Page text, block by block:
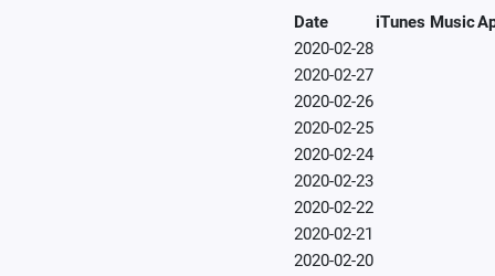
Date iTunes Music
2020-02-28
2020-02-27
2020-02-26
2020-02-25
2020-02-24
2020-02-23
2020-02-22
2020-02-21
2020-02-20